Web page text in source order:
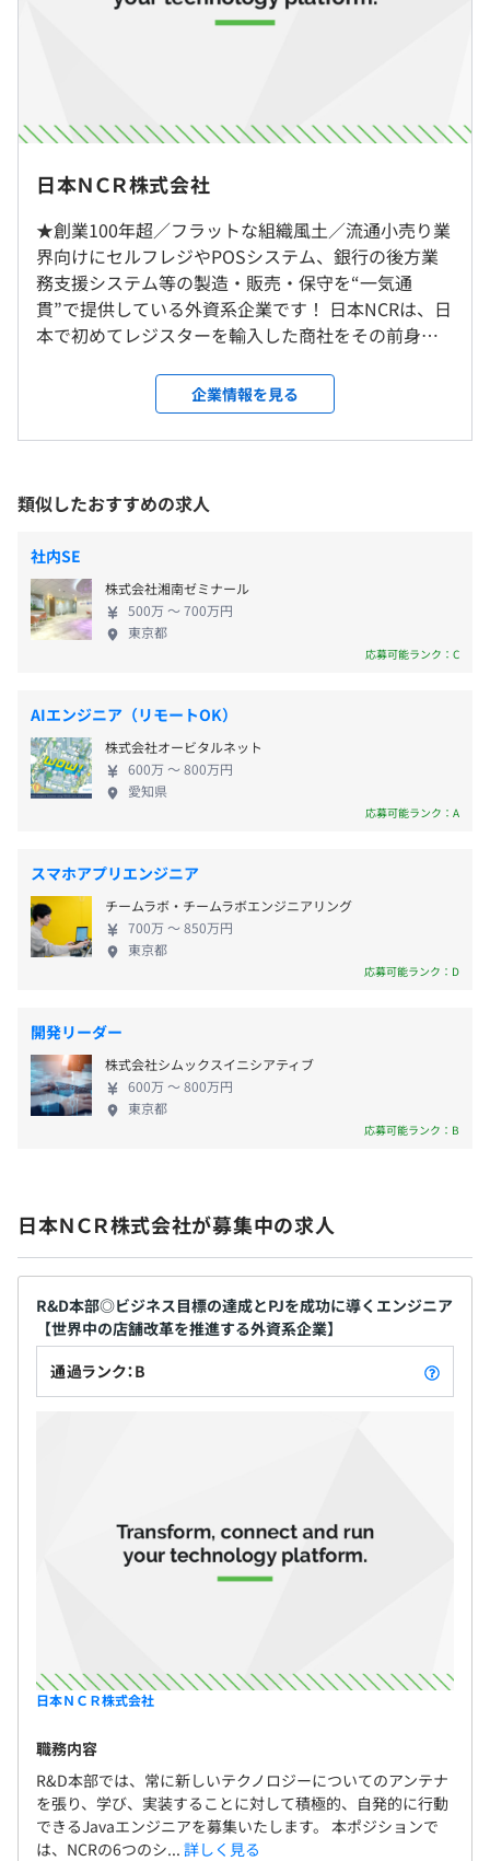
・NCR RES MeX
コンシューマエクスペリエンスを向上させる消費者を基軸
・NCRコマースプラットフォーム
またはサードバーティ―製のアプリケーションを短期間で
統合し、時間とコストを大幅に削減することを実現しま
す。
・NCR Analytics（データ分析プラットフォームサービ
ス）
現場で発生するあらゆるデータを一元管理し、高度な分析
とAIを通じて次の行動に繋がる実践的なレポートをリアル
を最大化するとともに、迅速で安全、ストレスのない優れ
・Professional Services
小売業界のお客様が革新的な顧客体験を提供し、適切なテ
クノロジーを導入し、測定可能な成長を促進できるようサ
・NCR デジタル コネクテッド サービス（統合監視・管理
ソリューション）
デバイスの接続からプロセスの自動化まで、お客様のビジ
ネスオぺーレーションを一歩先に進め、DXを一歩先に進
め、テクノロジーとタッチポイントを常に利用可能な状態
◆セルフチェックアウト
・セルフレジ NCR Fastlane SelfServ Checkout Release
6J NCR フレックスセルフ
小型店舗などに柔軟に設置可能なコンパクトデザイン、タ
・NCR セルフレジ スリム
設置場所を選ばない拡張性に優れた、よりコンパクトでス
タイリッシュな次世代の省スペース型セルフレジ
当社の責任・役割は、モチベーションの高いエンジニアチ
ーションを設計および開発することです。アジャイルチー
ムで「ソフトウェア エンジニアリング」を実施します。
当社のエンジニアは、HTML5／CSS3、ネイティブ
JavaScript、Angular、ReactJSなどのさまざまなWebテ
Azure）の1つ。
▼責任・役割には以下が含まれますが、これらに限定され
計／開発します。
・ソフトウェアコードのエラーによって引き起こされるシ
ステム障害を診断、切り分け修復策を実装します。
・エンジニアリング実践におけるプロセスの改善を特定
し、実装します。
・ソフトウェアベースのシステム保守／追跡ツールを利用
します。
・年末年始休暇
・有給休暇
・交通費支給
・残業手当
健康保険、厚生年金保険、介護保険（40歳以上）、雇用
保険、労災保険
日本ＮＣＲ株式会社
★創業100年超／フラットな組織風土／流通小売り業
界向けにセルフレジやPOSシステム、銀行の後方業
務支援システム等の製造・販売・保守を“一気通
貫”で提供している外資系企業です！ 日本NCRは、日
本で初めてレジスターを輸入した商社をその前身の1
に創立。米国をはじめ世界中の知見と経験を生か
し、流通・小売業界や金融業界、ホスピタリティ業
界のお客様を中心に総合的なビジネス・ソリューシ
った「金銭登録機」の普及をはじめとして、日本初
のスーパーマーケット開店の支援、日本初のセルフ
レジ導入、日本初の金融機関向け税公金セルフ収納
機ソリューションの展開など、常に時代の先端を行
くテクノロジーを駆使し、流通・金融業界に革命を
もたらし続けてきました。 当社は、小売店舗、レス
トラン、セルフサービス・バンキングを動かす世界
ナーであり、そのテクノロジーは世界中（140ヶ国以
上）のさまざまところでビジネスを動かしています。
NCRには、あなたのキャリアを次のステップへと進
めるチャンスがあります。ぜひその舞台を活用し、さ
らなる経験と実績を手にしてください！
企業情報を見る
類似したおすすめの求人
社内SE
株式会社湘南ゼミナール
500万 〜 700万円
東京都
応募可能ランク：C
AIエンジニア（リモートOK）
株式会社オービタルネット
600万 〜 800万円
愛知県
応募可能ランク：A
スマホアプリエンジニア
チームラボ・チームラボエンジニアリング
700万 〜 850万円
東京都
応募可能ランク：D
開発リーダー
株式会社シムックスイニシアティブ
600万 〜 800万円
東京都
応募可能ランク：B
日本ＮＣＲ株式会社が募集中の求人
R&D本部◎ビジネス目標の達成とPJを成功に導くエンジニア
【世界中の店舗改革を推進する外資系企業】
通過ランク：B
日本ＮＣＲ株式会社
職務内容
R&D本部では、常に新しいテクノロジーについてのアンテナ
を張り、学び、実装することに対して積極的、自発的に行動
できるJavaエンジニアを募集いたします。 本ポジションで
は、NCRの6つのシ... 詳しく見る